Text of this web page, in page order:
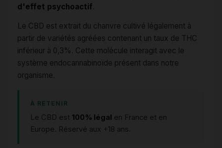
d'effet psychoactif.
Le CBD est extrait du chanvre cultivé légalement à
partir de variétés agréées contenant un taux de THC
inférieur à 0,3%. Cette molécule interagit avec le
système endocannabinoïde présent dans notre
organisme.
À RETENIR
Le CBD est 100% légal en France et en
Europe. Réservé aux +18 ans.